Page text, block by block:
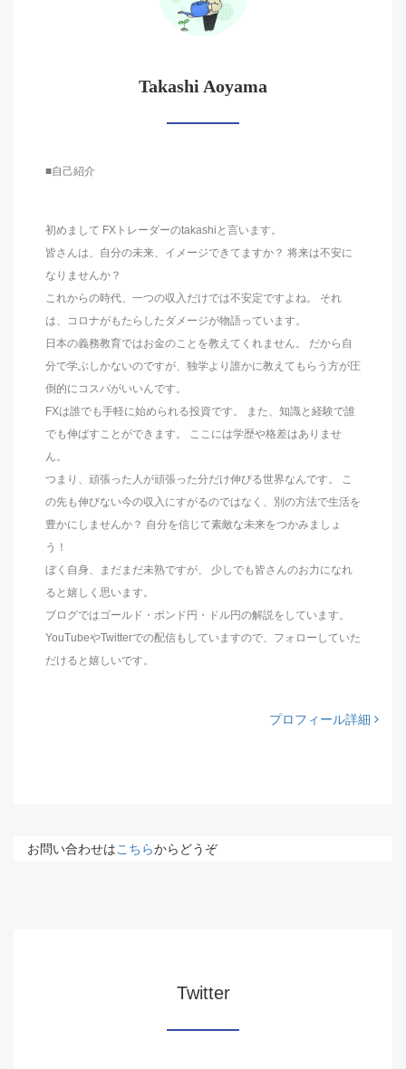
Takashi Aoyama
■自己紹介
初めまして FXトレーダーのtakashiと言います。
皆さんは、自分の未来、イメージできてますか？ 将来は不安に
なりませんか？
これからの時代、一つの収入だけでは不安定ですよね。 それ
は、コロナがもたらしたダメージが物語っています。
日本の義務教育ではお金のことを教えてくれません。 だから自
分で学ぶしかないのですが、独学より誰かに教えてもらう方が圧
倒的にコスパがいいんです。
FXは誰でも手軽に始められる投資です。 また、知識と経験で誰
でも伸ばすことができます。 ここには学歴や格差はありませ
ん。
つまり、頑張った人が頑張った分だけ伸びる世界なんです。 こ
の先も伸びない今の収入にすがるのではなく、別の方法で生活を
豊かにしませんか？ 自分を信じて素敵な未来をつかみましょ
う！
ぼく自身、まだまだ未熟ですが、 少しでも皆さんのお力になれ
ると嬉しく思います。
ブログではゴールド・ポンド円・ドル円の解説をしています。
YouTubeやTwitterでの配信もしていますので、フォローしていた
だけると嬉しいです。
プロフィール詳細
お問い合わせはこちらからどうぞ
Twitter